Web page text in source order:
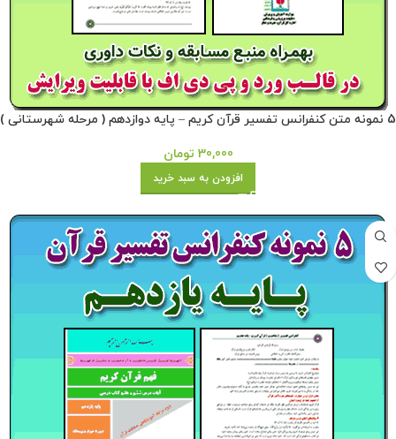
5 نمونه متن کنفرانس تفسیر قرآن کریم – پایه دوازدهم ( مرحله شهرستانی )
30,000 تومان
افزودن به سبد خرید